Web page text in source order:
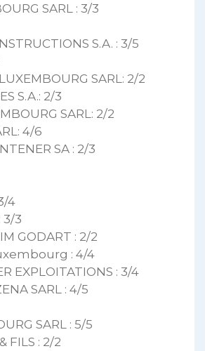
SARL : 3/3
S.A. : 3/5
SARL: 2/2
S.A.: 2/3
SARL: 2/2
4/6
SA : 2/3
4
3/3
GODART : 2/2
: 4/4
EXPLOITATIONS : 3/4
SARL : 4/5
SARL : 5/5
FILS : 2/2